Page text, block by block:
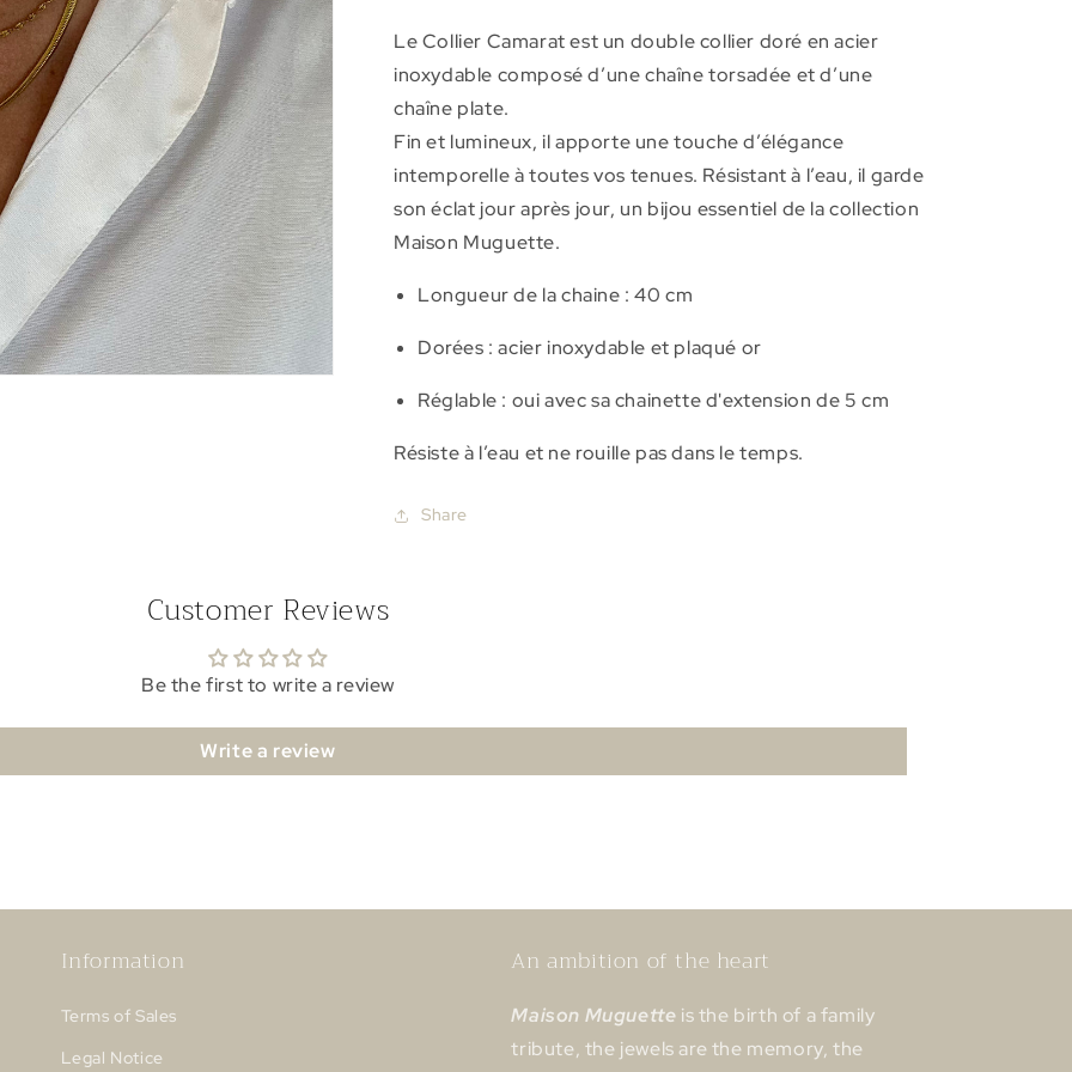
Le Collier Camarat est un double collier doré en acier
inoxydable composé d’une chaîne torsadée et d’une
chaîne plate.
Fin et lumineux, il apporte une touche d’élégance
intemporelle à toutes vos tenues. Résistant à l’eau, il garde
son éclat jour après jour, un bijou essentiel de la collection
Maison Muguette.
Longueur de la chaine : 40 cm
Dorées :acier inoxydable et plaqué or
Réglable : oui avec sa chainette d'extension de 5 cm
Résiste à l’eau et ne rouille pas dans le temps.
Share
Customer Reviews
Be the first to write a review
Write a review
Information
Terms of Sales
Legal Notice
An ambition of the heart
Maison Muguette is the birth of a family
tribute, the jewels are the memory, the